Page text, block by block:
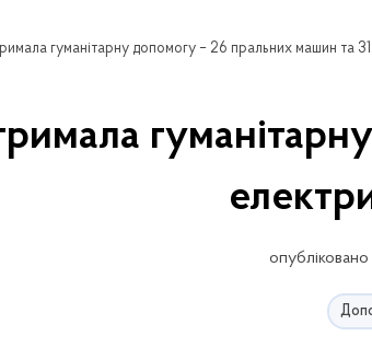
гуманітарну допомогу – 26 пральних машин та